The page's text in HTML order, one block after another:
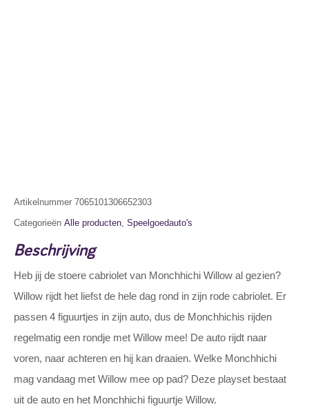
Artikelnummer 7065101306652303
Categorieën Alle producten, Speelgoedauto's
Beschrijving
Heb jij de stoere cabriolet van Monchhichi Willow al gezien?
Willow rijdt het liefst de hele dag rond in zijn rode cabriolet. Er
passen 4 figuurtjes in zijn auto, dus de Monchhichis rijden
regelmatig een rondje met Willow mee! De auto rijdt naar
voren, naar achteren en hij kan draaien. Welke Monchhichi
mag vandaag met Willow mee op pad? Deze playset bestaat
uit de auto en het Monchhichi figuurtje Willow.